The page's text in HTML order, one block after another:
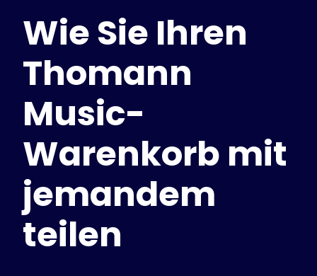
Lösungen
Für Verbraucher
Für Unternehmen
Anmelden
Unterstützte Shops
Anleitungen
Wie Sie Ihren
Thomann
Music-
Warenkorb mit
jemandem
teilen